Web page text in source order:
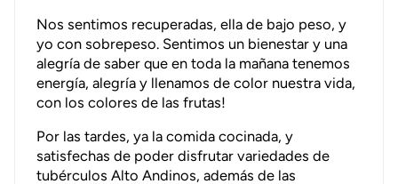
Nos sentimos recuperadas, ella de bajo peso, y
yo con sobrepeso. Sentimos un bienestar y una
alegría de saber que en toda la mañana tenemos
energía, alegría y llenamos de color nuestra vida,
con los colores de las frutas!
Por las tardes, ya la comida cocinada, y
satisfechas de poder disfrutar variedades de
tubérculos Alto Andinos, además de las